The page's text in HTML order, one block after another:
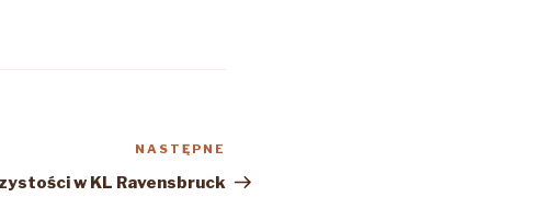
wpis
NASTĘPNE
w KL Ravensbruck